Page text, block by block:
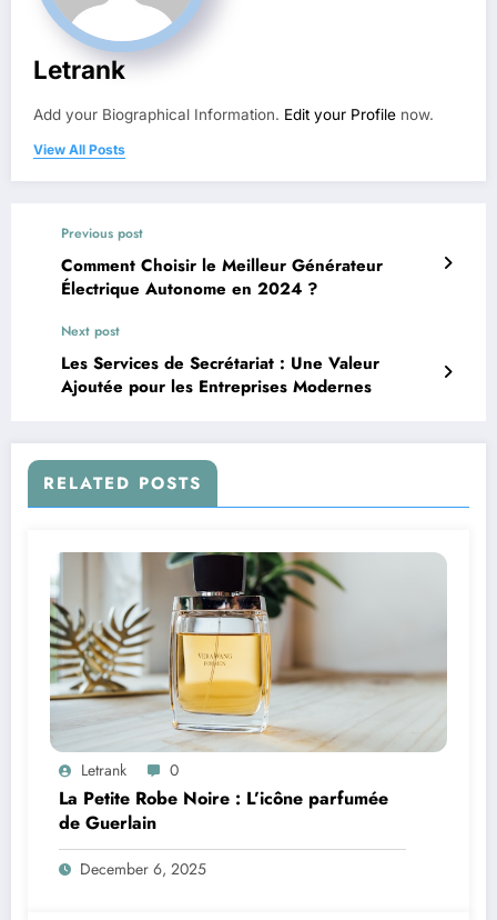
Letrank
Add your Biographical Information. Edit your Profile now.
View All Posts
Previous post
Comment Choisir le Meilleur Générateur
Électrique Autonome en 2024 ?
Next post
Les Services de Secrétariat : Une Valeur
Ajoutée pour les Entreprises Modernes
RELATED POSTS
Letrank 0
La Petite Robe Noire : L’icône parfumée
de Guerlain
December 6, 2025